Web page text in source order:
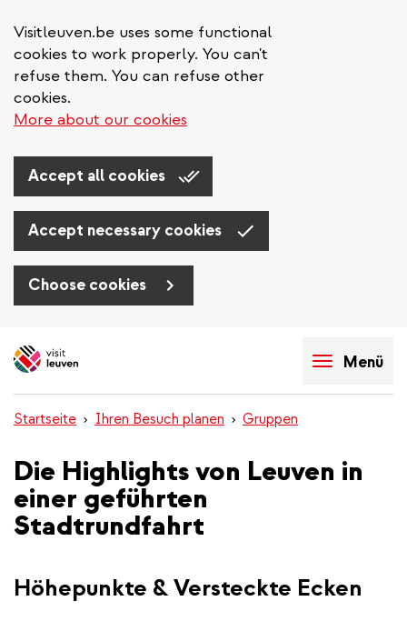
Visitleuven.be uses some functional
cookies to work properly. You can't
refuse them. You can refuse other
cookies.
More about our cookies
Accept all cookies
Accept necessary cookies
Choose cookies
zum
Menü
Startseite Ihren Besuch planen Gruppen
Die Highlights von Leuven in
einer geführten
Stadtrundfahrt
Höhepunkte & Versteckte Ecken